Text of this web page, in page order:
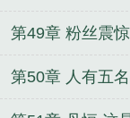
第49章 粉丝震
第50章 人有五